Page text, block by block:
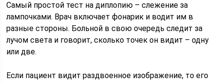
Самый простой тест на диплопию – слежение за
лампочками. Врач включает фонарик и водит им в
разные стороны. Больной в свою очередь следит за
лучом света и говорит, сколько точек он видит – одну
или две.
Если пациент видит раздвоенное изображение, то его